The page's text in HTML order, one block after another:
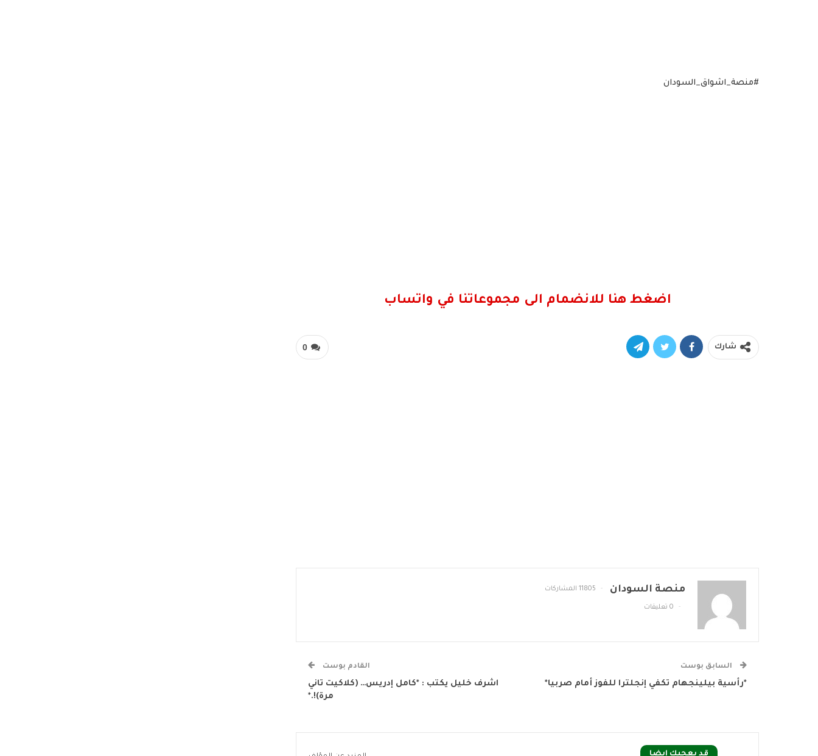
#منصة_اشواق_السودان
اضغط هنا للانضمام الى مجموعاتنا في واتساب
0 شارك
منصة السودان 11805 المشاركات
0 تعليقات
السابق بوست
*رأسية بيلينجهام تكفي إنجلترا للفوز أمام صربيا*
القادم بوست
اشرف خليل يكتب : *كامل إدريس… (كلاكيت تاني
مرة)!.*
قد يعجبك ايضا